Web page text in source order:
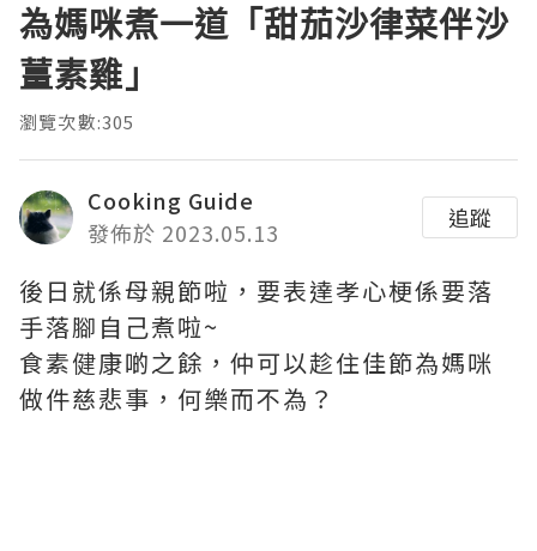
為媽咪煮一道「甜茄沙律菜伴沙
薑素雞」
瀏覽次數:305
Cooking Guide
發佈於 2023.05.13
追蹤
後日就係母親節啦，要表達孝心梗係要落
手落腳自己煮啦~
食素健康啲之餘，仲可以趁住佳節為媽咪
做件慈悲事，何樂而不為？